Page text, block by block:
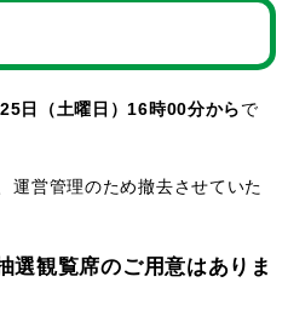
日（土曜日）16時00分からで
運営管理のため撤去させていた
観覧席のご用意はありま